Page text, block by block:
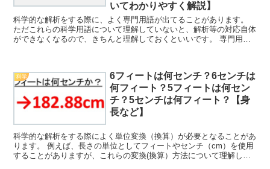
いてわかりやすく解説】
科学的な解析をする際に、よく専門用語が出てることがあります。
ただこれらの科学用語について理解していないと、解析等の対応自体
ができなくなるので、きちんと理解しておくといいです。 専門用語
科学
6フィートは何センチ？6センチは
何フィート？5フィートは何セン
チ？5センチは何フィート？【身
長など】
科学的な解析をする際によく単位変換（換算）が必要となることがあ
ります。 例えば、長さの単位としてフィートやセンチ（cm）を使用
することがありますが、これらの変換(換算）方法について理解して